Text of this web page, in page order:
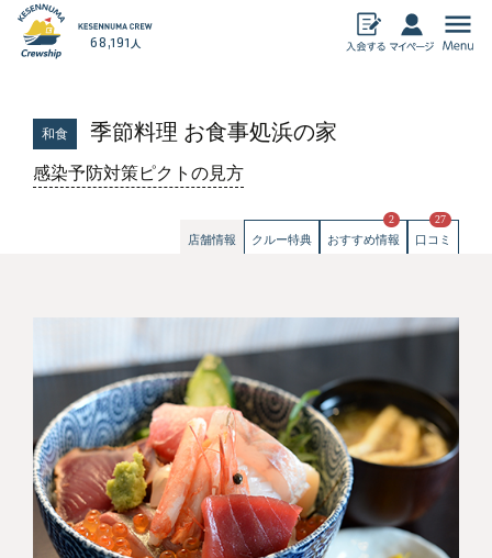
68,191 人
飲食
物産
宿泊
ECサイト
クルーシップ事務局からのお知らせ
和食 季節料理 お食事処浜の家
感染予防対策ピクトの見方
店舗情報 クルー特典 おすすめ情報
2
口コミ
27